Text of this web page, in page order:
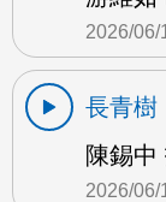
2026/06/
長青樹
陳錫中
2026/06/